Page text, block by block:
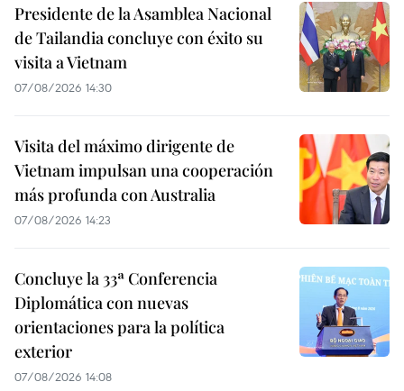
Presidente de la Asamblea Nacional
de Tailandia concluye con éxito su
visita a Vietnam
07/08/2026 14:30
Visita del máximo dirigente de
Vietnam impulsan una cooperación
más profunda con Australia
07/08/2026 14:23
Concluye la 33ª Conferencia
Diplomática con nuevas
orientaciones para la política
exterior
07/08/2026 14:08